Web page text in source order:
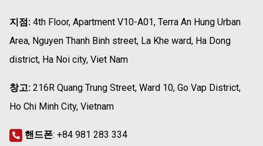
지점: 4th Floor, Apartment V10-A01, Terra An Hung Urban
Area, Nguyen Thanh Binh street, La Khe ward, Ha Dong
district, Ha Noi city, Viet Nam
창고: 216R Quang Trung Street, Ward 10, Go Vap District,
Ho Chi Minh City, Vietnam
핸드폰: +84 981 283 334